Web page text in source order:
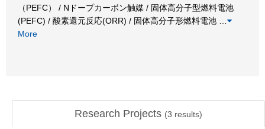
（PEFC） / Nドープカーボン触媒 / 固体高分子型燃料電池
(PEFC) / 酸素還元反応(ORR) / 固体高分子形燃料電池
More
Research Projects (3 results)